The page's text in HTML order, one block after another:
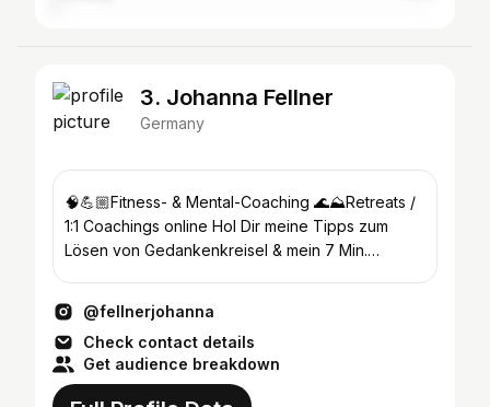
3. Johanna Fellner
Germany
🧠💪🏼Fitness- & Mental-Coaching 🌊⛰️Retreats /
1:1 Coachings online Hol Dir meine Tipps zum
Lösen von Gedankenkreisel & mein 7 Min.
@fellnerjohanna
Check contact details
Get audience breakdown